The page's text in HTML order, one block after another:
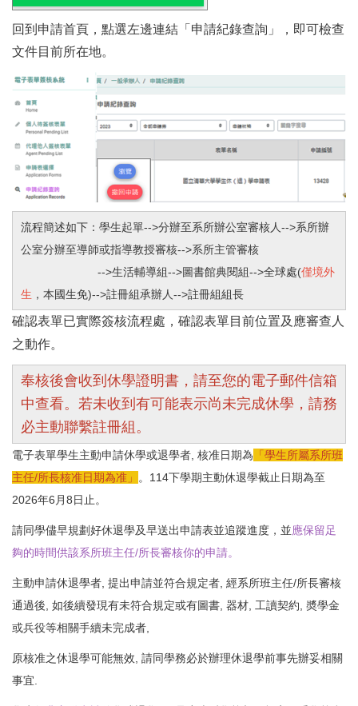
回到申請首頁，點選左邊連結「申請紀錄查詢」，即可檢查
文件目前所在地。
流程簡述如下：學生起單-->分辦至系所辦公室審核人-->系所辦
公室分辦至導師或指導教授審核-->系所主管審核
-->生活輔導組-->圖書館典閱組-->全球處(僅境外
生 ，本國生免)-->註冊組承辦人-->註冊組組長
確認表單已實際簽核流程處，確認表單目前位置及應審查人
之動作。
奉核後會收到休學證明書，請至您的電子郵件信箱
中查看。若未收到有可能表示尚未完成休學，請務
必主動聯繫註冊組。
電子表單學生主動申請休學或退學者, 核准日期為 「學生所屬系所班
主任/所長核准日期為准 」
。114下學期主動休退學截止日期為至
2026年6月8日止。
請同學儘早規劃好休退學及早送出申請表並追蹤進度，並應保留足
夠的時間供該系所班主任/所長審核你的申請。
主動申請休退學者, 提出申請並符合規定者, 經系所班主任/所長審核
通過後, 如後續發現有未符合規定或有圖書, 器材, 工讀契約, 奬學金
或兵役等相關手續未完成者,
原核准之休退學可能無效, 請同學務必於辦理休退學前事先辦妥相關
事宜.